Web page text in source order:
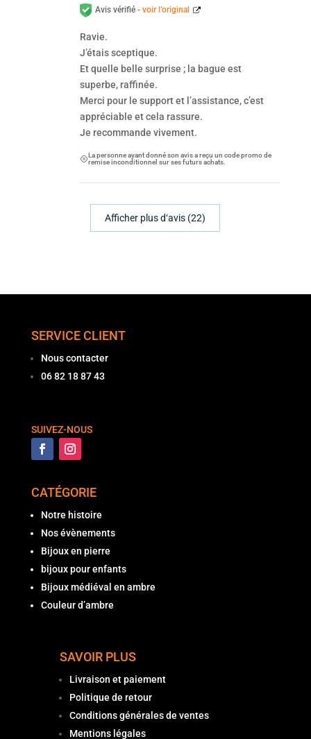
Avis vérifié - voir l’original
Ravie.
J’étais sceptique.
Et quelle belle surprise ; la bague est
superbe, raffinée.
Merci pour le support et l’assistance, c’est
appréciable et cela rassure.
Je recommande vivement.
La personne ayant donné son avis a reçu un code promo de
remise inconditionnel sur ses futurs achats.
Afficher plus d‘avis (22)
SERVICE CLIENT
Nous contacter
06 82 18 87 43
SUIVEZ-NOUS
CATÉGORIE
Notre histoire
Nos évènements
Bijoux en pierre
bijoux pour enfants
Bijoux médiéval en ambre
Couleur d’ambre
SAVOIR PLUS
Livraison et paiement
Politique de retour
Conditions générales de ventes
Mentions légales